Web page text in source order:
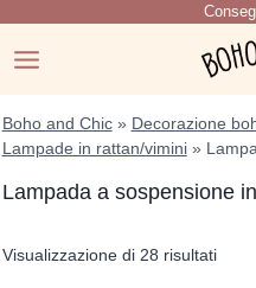
contenuto
Boho and Chic» Decorazione
Lampade in rattan/vimini»
Lampada a sospensione
Visualizzazione di 28 risultati